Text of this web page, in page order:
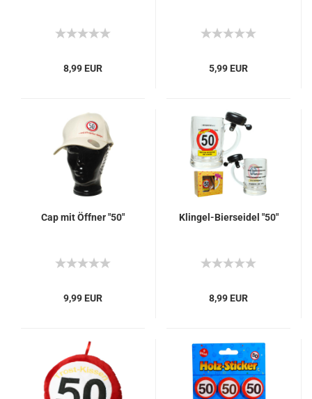
8,99 EUR 5,99 EUR
Cap mit Öffner "50"
9,99 EUR
Klingel-Bierseidel "50"
8,99 EUR